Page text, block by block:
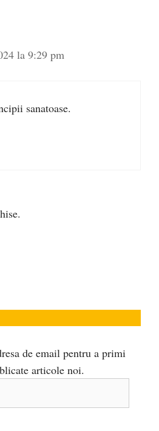
la 9:29 pm
sanatoase.
de email pentru a primi
articole noi.